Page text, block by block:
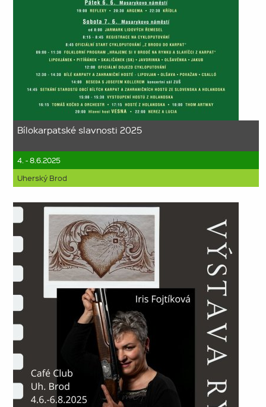
Bílokarpatské slavnosti 2025
4. - 8.6.2025
Uherský Brod